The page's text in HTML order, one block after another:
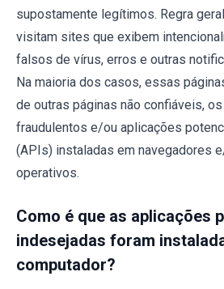
supostamente legítimos. Regra
visitam sites que exibem
falsos de vírus, erros e outras
Na maioria dos casos, essas
de outras páginas não confiáveis,
fraudulentos e/ou aplicações
(APIs) instaladas em navegadores
operativos.
Como é que as aplicações
indesejadas foram
computador?